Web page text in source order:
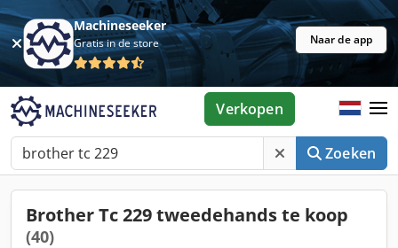
Machineseeker
Gratis in de store Naar de app
Zoeken
Verkopen
Brother Tc 229 tweedehands te koop
(40)